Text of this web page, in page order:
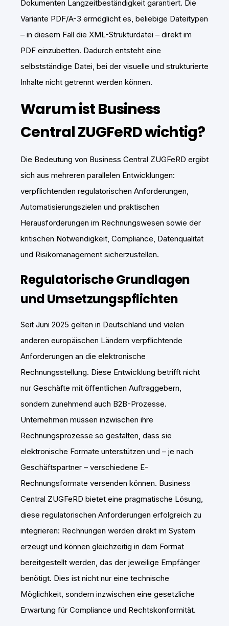
Dokumenten Langzeitbeständigkeit garantiert. Die
Variante PDF/A-3 ermöglicht es, beliebige Dateitypen
– in diesem Fall die XML-Strukturdatei – direkt im
PDF einzubetten. Dadurch entsteht eine
selbstständige Datei, bei der visuelle und strukturierte
Inhalte nicht getrennt werden können.
Warum ist Business
Central ZUGFeRD wichtig?
Die Bedeutung von Business Central ZUGFeRD ergibt
sich aus mehreren parallelen Entwicklungen:
verpflichtenden regulatorischen Anforderungen,
Automatisierungszielen und praktischen
Herausforderungen im Rechnungswesen sowie der
kritischen Notwendigkeit, Compliance, Datenqualität
und Risikomanagement sicherzustellen.
Regulatorische Grundlagen
und Umsetzungspflichten
Seit Juni 2025 gelten in Deutschland und vielen
anderen europäischen Ländern verpflichtende
Anforderungen an die elektronische
Rechnungsstellung. Diese Entwicklung betrifft nicht
nur Geschäfte mit öffentlichen Auftraggebern,
sondern zunehmend auch B2B-Prozesse.
Unternehmen müssen inzwischen ihre
Rechnungsprozesse so gestalten, dass sie
elektronische Formate unterstützen und – je nach
Geschäftspartner – verschiedene E-
Rechnungsformate versenden können. Business
Central ZUGFeRD bietet eine pragmatische Lösung,
diese regulatorischen Anforderungen erfolgreich zu
integrieren: Rechnungen werden direkt im System
erzeugt und können gleichzeitig in dem Format
bereitgestellt werden, das der jeweilige Empfänger
benötigt. Dies ist nicht nur eine technische
Möglichkeit, sondern inzwischen eine gesetzliche
Erwartung für Compliance und Rechtskonformität.